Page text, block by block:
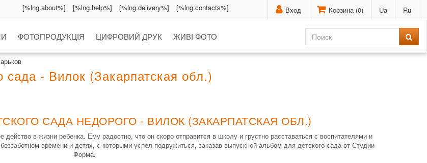
Вход Корзина (0) Ua Ru
[%lng.about%] [%lng.help%] [%lng.delivery%] [%lng.contacts%]
ФОТОПРОДУКЦІЯ ЦИФРОВИЙ ДРУК ЖИВІ ФОТО
- Вилок (Закарпатская обл.)
САДА НЕДОРОГО - ВИЛОК (ЗАКАРПАТСКАЯ ОБЛ.)
в жизни ребенка. Ему радостно, что он скоро отправится в школу и грустно расставаться с воспитателями и
времени и детях, с которыми успел подружиться, заказав выпускной альбом для детского сада от Студии
Форма.